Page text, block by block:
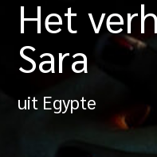
Het
Sara
uit Egypte